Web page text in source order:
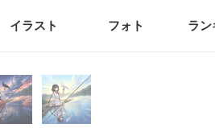
イラスト フォト ラン